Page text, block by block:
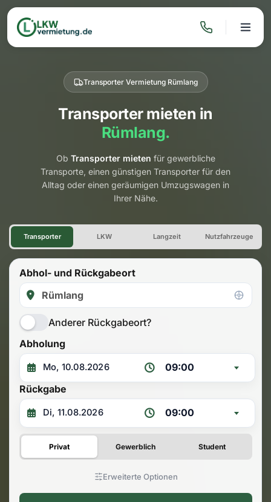
Transporter Vermietung Rümlang
Transporter mieten in
Rümlang.
Ob Transporter mieten für gewerbliche
Transporte, einen günstigen Transporter für den
Alltag oder einen geräumigen Umzugswagen in
Ihrer Nähe.
Transporter Vermietung
Transporter LKW Langzeit Nutzfahrzeuge
Abhol- und Rückgabeort
Anderer Rückgabeort?
Abholung
09:00
Rückgabe
09:00
Privat Gewerblich Student
Erweiterte Optionen